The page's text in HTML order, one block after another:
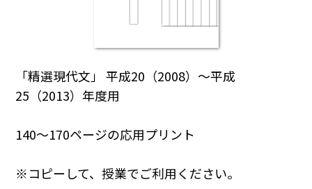
「精選現代文」 平成20（2008）～平成
25（2013）年度用
140～170ページの応用プリント
※コピーして、授業でご利用ください。